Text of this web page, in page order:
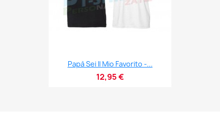
Papà Sei Il Mio Favorito -...
12,95 €